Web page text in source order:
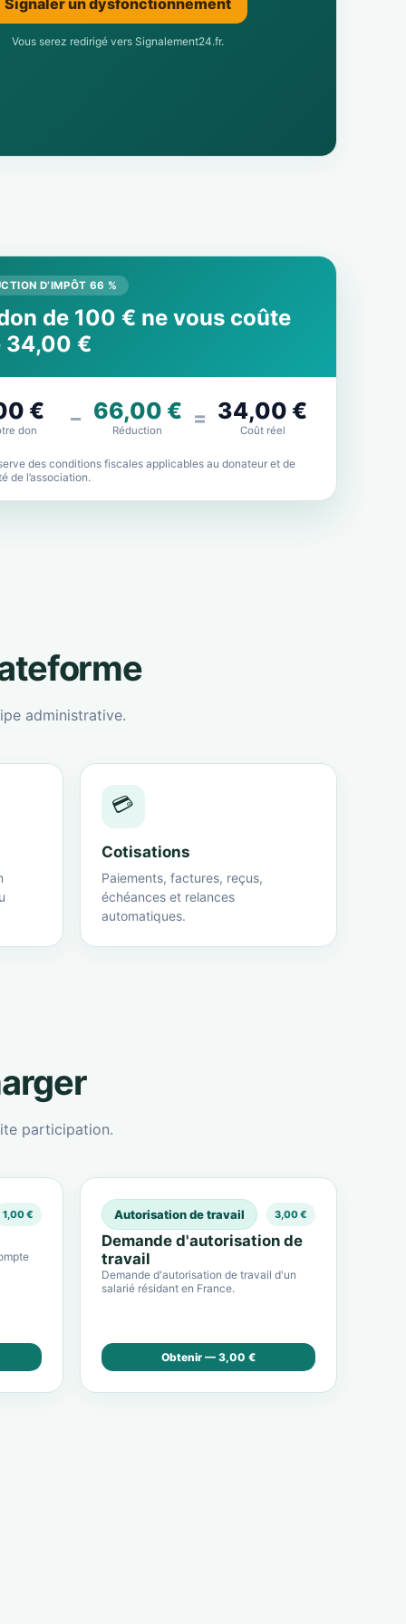
Vous serez redirigé vers Signalement24.fr.
D’IMPÔT 66 %
de 100 € ne vous coûte
34,00 €
€
don
− 66,00 €
Réduction
= 34,00 €
Coût réel
des conditions fiscales applicables au donateur et de
de l’association.
administrative.
💳
Cotisations
Paiements, factures, reçus,
échéances et relances
automatiques.
participation.
1,00 € Autorisation de travail 3,00 €
Demande d'autorisation de
travail
Demande d'autorisation de travail d'un
salarié résidant en France.
Obtenir — 3,00 €